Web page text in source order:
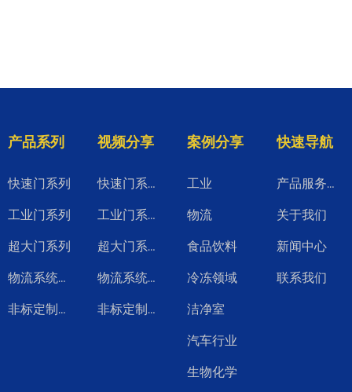
产品系列
快速门系列
工业门系列
超大门系列
物流系统产品
非标定制系列
视频分享
快速门系列视频
工业门系列视频
超大门系列视频
物流系统系列视频
非标定制系列视频
快速导航
产品服务升级
关于我们
新闻中心
联系我们
案例分享
工业
物流
食品饮料
冷冻领域
洁净室
汽车行业
生物化学